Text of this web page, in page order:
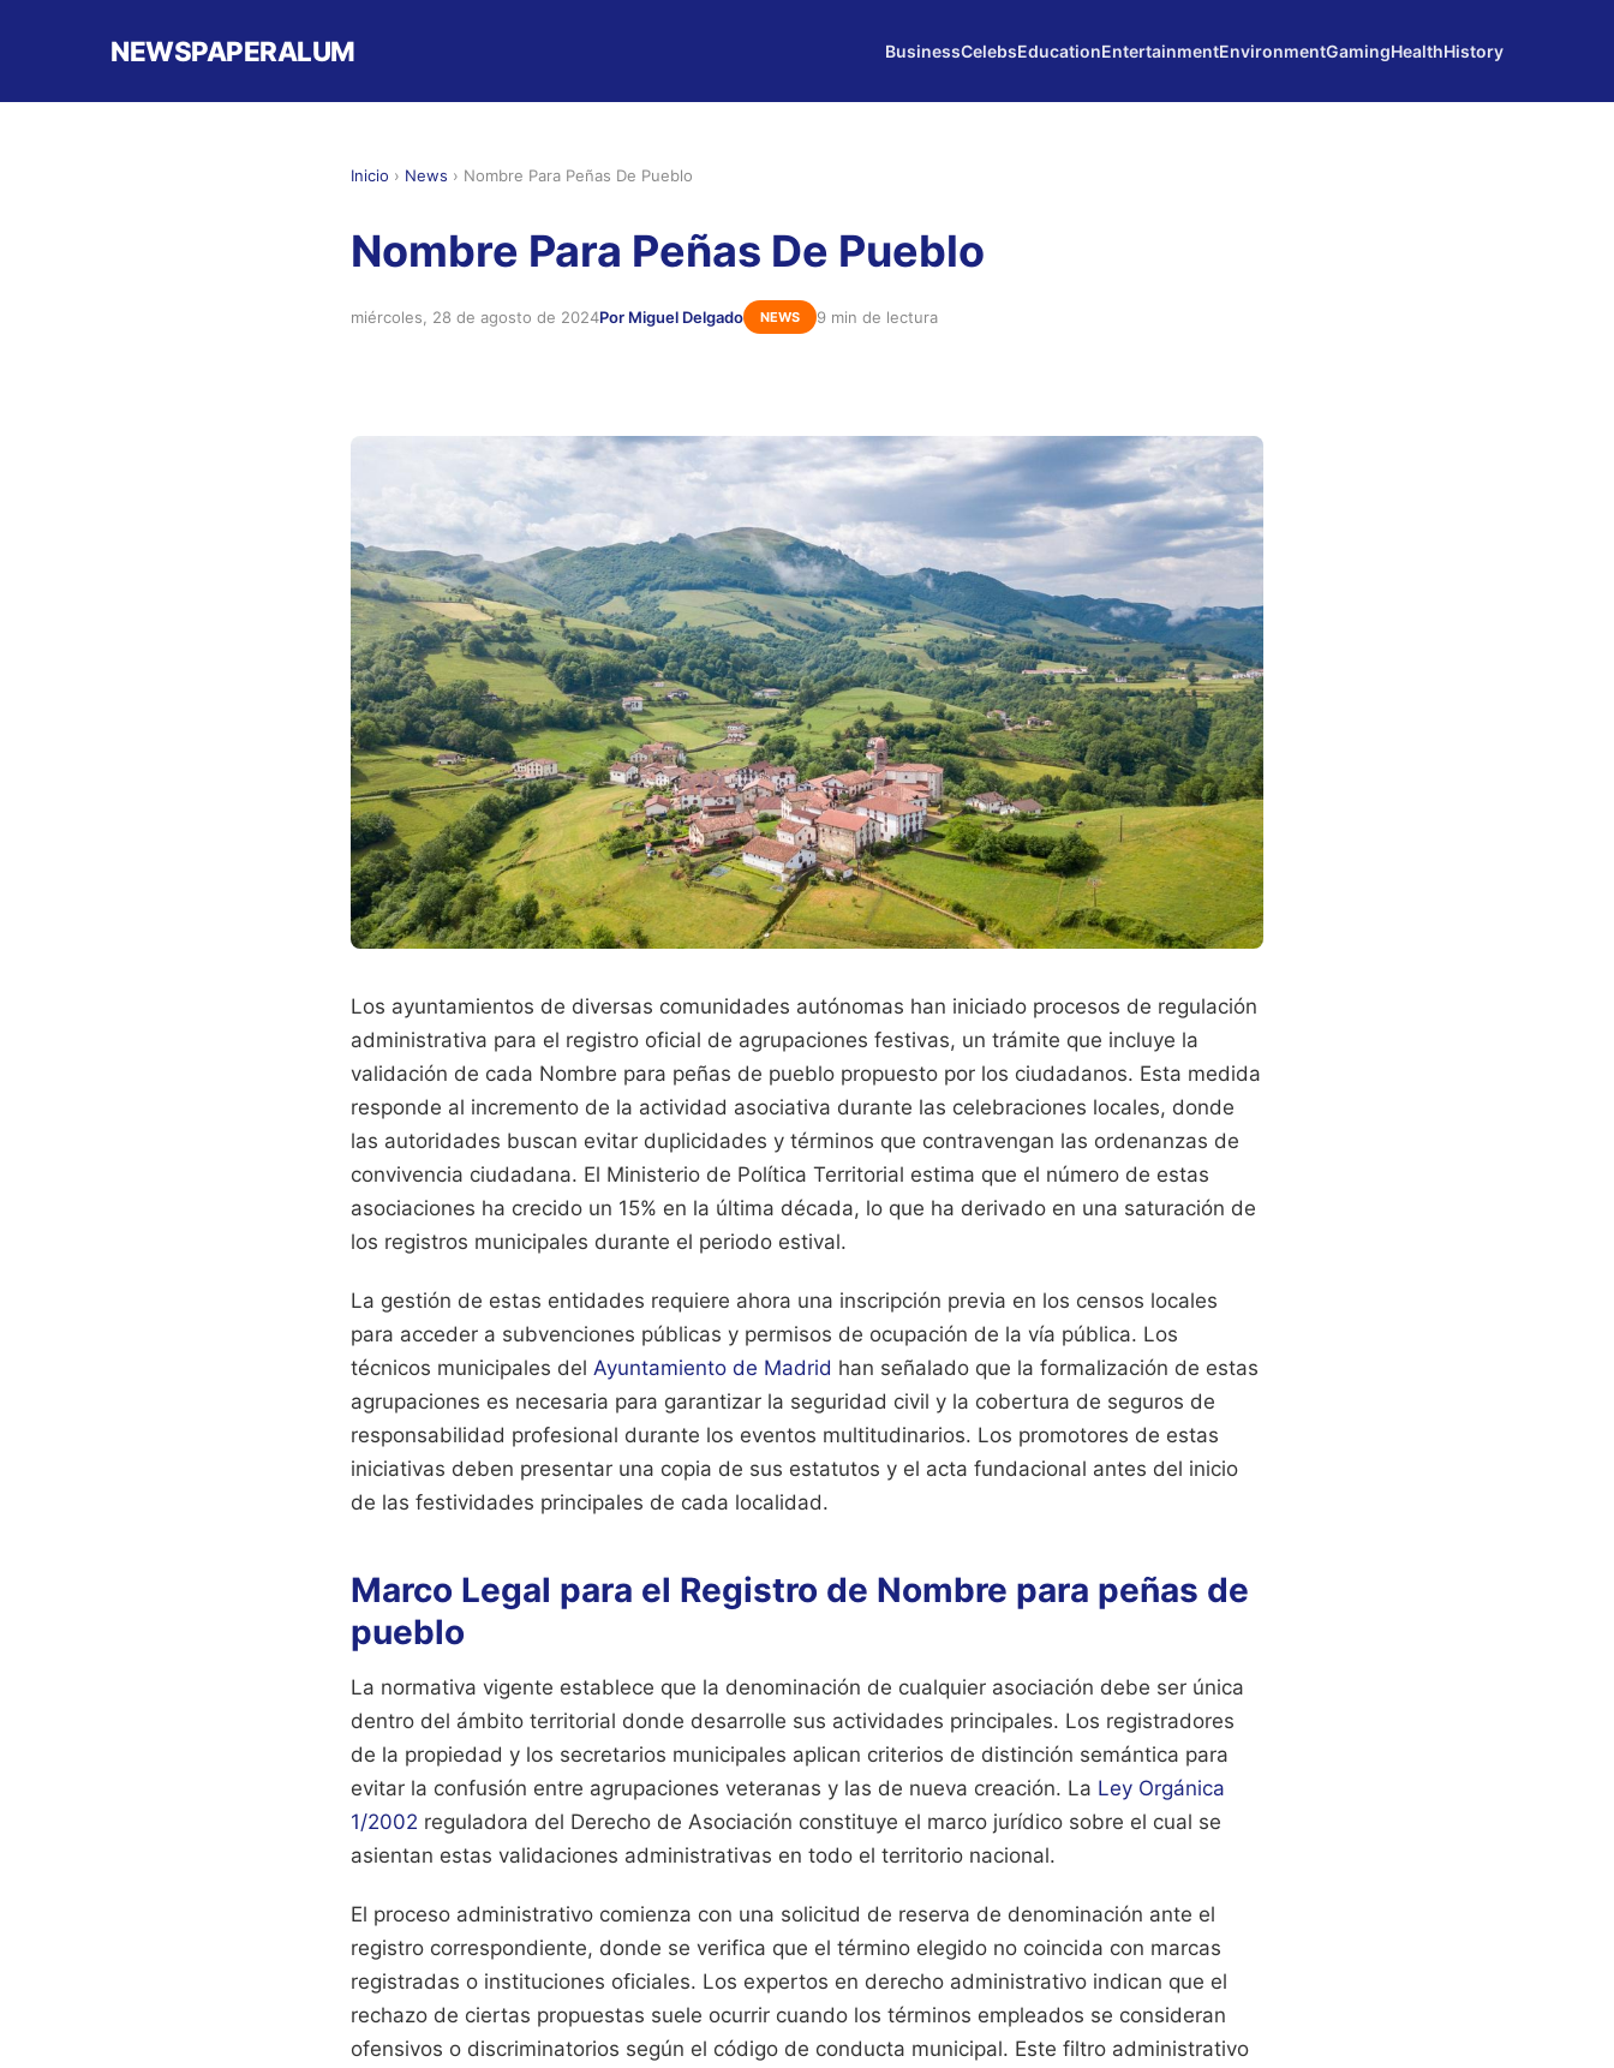
NEWSPAPERALUM BusinessCelebsEducationEntertainmentEnvironmentGamingHealthHistory
Inicio › News › Nombre Para Peñas De Pueblo
Nombre Para Peñas De Pueblo
miércoles, 28 de agosto de 2024Por Miguel Delgado NEWS 9 min de lectura
Los ayuntamientos de diversas comunidades autónomas han iniciado procesos de regulación
administrativa para el registro oficial de agrupaciones festivas, un trámite que incluye la
validación de cada Nombre para peñas de pueblo propuesto por los ciudadanos. Esta medida
responde al incremento de la actividad asociativa durante las celebraciones locales, donde
las autoridades buscan evitar duplicidades y términos que contravengan las ordenanzas de
convivencia ciudadana. El Ministerio de Política Territorial estima que el número de estas
asociaciones ha crecido un 15% en la última década, lo que ha derivado en una saturación de
los registros municipales durante el periodo estival.
La gestión de estas entidades requiere ahora una inscripción previa en los censos locales
para acceder a subvenciones públicas y permisos de ocupación de la vía pública. Los
técnicos municipales del Ayuntamiento de Madrid han señalado que la formalización de estas
agrupaciones es necesaria para garantizar la seguridad civil y la cobertura de seguros de
responsabilidad profesional durante los eventos multitudinarios. Los promotores de estas
iniciativas deben presentar una copia de sus estatutos y el acta fundacional antes del inicio
de las festividades principales de cada localidad.
Marco Legal para el Registro de Nombre para peñas de
pueblo
La normativa vigente establece que la denominación de cualquier asociación debe ser única
dentro del ámbito territorial donde desarrolle sus actividades principales. Los registradores
de la propiedad y los secretarios municipales aplican criterios de distinción semántica para
evitar la confusión entre agrupaciones veteranas y las de nueva creación. La Ley Orgánica
1/2002 reguladora del Derecho de Asociación constituye el marco jurídico sobre el cual se
asientan estas validaciones administrativas en todo el territorio nacional.
El proceso administrativo comienza con una solicitud de reserva de denominación ante el
registro correspondiente, donde se verifica que el término elegido no coincida con marcas
registradas o instituciones oficiales. Los expertos en derecho administrativo indican que el
rechazo de ciertas propuestas suele ocurrir cuando los términos empleados se consideran
ofensivos o discriminatorios según el código de conducta municipal. Este filtro administrativo